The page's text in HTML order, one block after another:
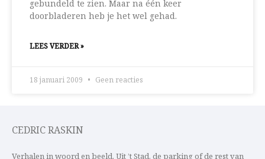
gebundeld te zien. Maar na één keer
doorbladeren heb je het wel gehad.
LEES VERDER »
18 januari 2009 Geen reacties
CEDRIC RASKIN